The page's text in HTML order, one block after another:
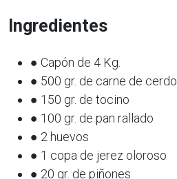
Ingredientes
● Capón de 4 Kg.
● 500 gr. de carne de cerdo
● 150 gr. de tocino
● 100 gr. de pan rallado
● 2 huevos
● 1 copa de jerez oloroso
● 20 gr. de piñones